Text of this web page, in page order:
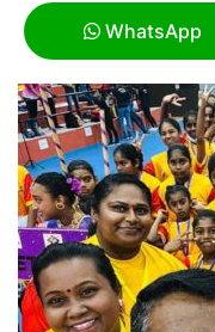
WhatsApp